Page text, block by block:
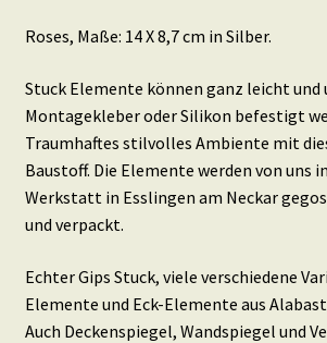
Roses, Maße: 14 X 8,7 cm in Silber.
Stuck Elemente können ganz leicht
Montagekleber oder Silikon befestigt
Traumhaftes stilvolles Ambiente mit
Baustoff. Die Elemente werden von uns
Werkstatt in Esslingen am Neckar
und verpackt.
Echter Gips Stuck, viele verschiedene
Elemente und Eck-Elemente aus
Auch Deckenspiegel, Wandspiegel und